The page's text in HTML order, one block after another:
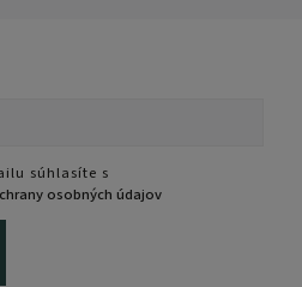
súhlasíte s
osobných údajov